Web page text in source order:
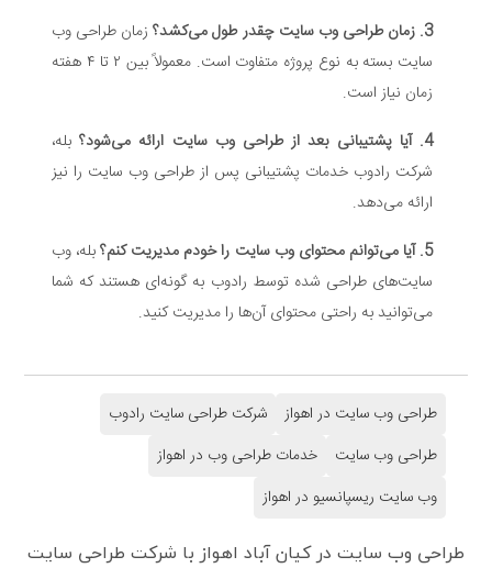
زمان طراحی وب
سایت بسته به نوع پروژه متفاوت است. معمولاً بین ۲ تا ۴ هفته
زمان نیاز است.
بله،
شرکت رادوب خدمات پشتیبانی پس از طراحی وب سایت را نیز
ارائه می‌دهد.
بله، وب
سایت‌های طراحی شده توسط رادوب به گونه‌ای هستند که شما
می‌توانید به راحتی محتوای آن‌ها را مدیریت کنید.
طراحی وب سایت در اهواز
شرکت طراحی سایت رادوب
طراحی وب سایت
خدمات طراحی وب در اهواز
وب سایت ریسپانسیو در اهواز
طراحی وب سایت در کیان آباد اهواز با شرکت طراحی سایت